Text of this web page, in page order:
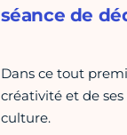
séance de
Dans ce tout
créativité et de
culture.